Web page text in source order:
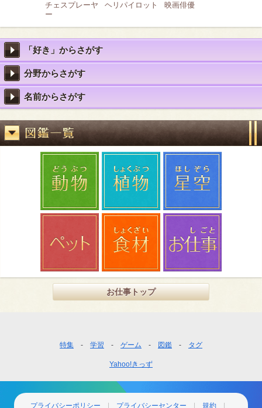
チェスプレーヤ
ー
ヘリパイロット 映画俳優
「好き」からさがす
分野からさがす
名前からさがす
お仕事トップ
ー
ナ
特集 学習 ゲーム 図鑑 タグ
Yahoo!きっず
プライバシーポリシー プライバシーセンター 規約